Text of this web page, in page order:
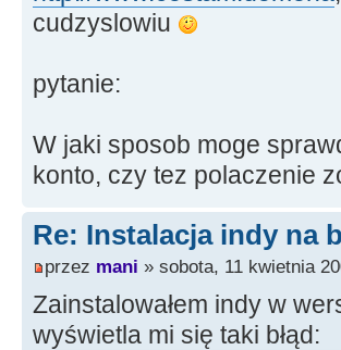
cudzyslowiu
pytanie:
W jaki sposob moge
konto, czy tez polaczenie
Re: Instalacja indy na
przez mani » sobota, 11 kwietnia
Zainstalowałem indy w
wyświetla mi się taki błąd: